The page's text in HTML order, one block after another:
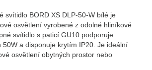
svítidlo BORD XS DLP-50-W bílé je
osvětlení vyrobené z odolné hliníkové
svítidlo s paticí GU10 podporuje
50W a disponuje krytím IP20. Je ideální
osvětlení obytných prostor nebo